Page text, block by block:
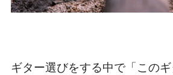
ギター選びをする中で「この